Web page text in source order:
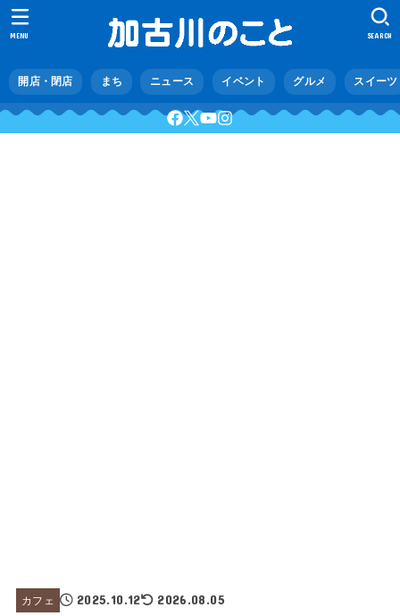
開店・閉店 まち ニュース イベント グルメ スイーツ
SEARCH
MENU
カフェ 2025.10.12 2026.08.05